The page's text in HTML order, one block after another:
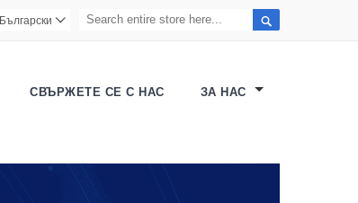

Български 
СВЪРЖЕТЕ СЕ С НАС ЗА НАС